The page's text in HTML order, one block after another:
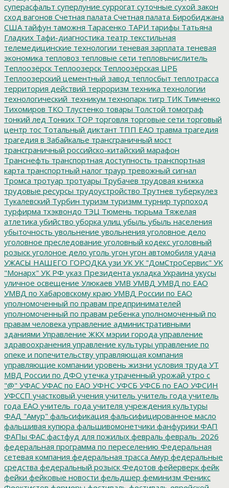
суперасфальт суперлуние суррогат суточные сухой закон
сход вагонов Счетная палата Счетная палата Биробиджана
США тайфун таможня Тарасенко ТАРИ тарифы Татьяна
Гладких Тафи-диагностика театр текстильная
телемедицинские технологии теневая зарплата теневая
экономика тепловоз тепловые сети тепловычислитель
Теплоозёрск Теплоозерск Теплоозёрская ЦРБ
Теплоозерский цементный завод теплосбыт теплотрасса
территория действий терроризм техника технологии
технологический_техникум технопарк тигр ТИК Тимченко
Тихомиров ТКО Тлустенко товары Толстой томограф
тонкий лед Тонких ТОР торговля торговые сети торговый
центр тос Тотальный диктант ТПП ЕАО травма трагедия
трагедия в Забайкалье трансграничный мост
трансграничный российско-китайский марафон
Транснефть транспортная доступность транспортная
карта транспортный налог траур тревожный сигнал
Тромса тротуар тротуары Трубачев трудовая книжка
трудовые ресурсы трудоустройство Трутнев туберкулез
Тукалевский Турбин туризм туризмм турнир турпоход
турфирма тхэквондо ТЭЦ Тюмень тюрьма Тяжелая
атлетика убийство уборка улиц убыль убыль населения
убыточность увольнение увольнения уголовное дело
уголовное преследование уголовный кодекс уголовный
розыск уголоное дело уголь угон угон автомобиля удача
УЖАСЫ НАШЕГО ГОРОДКА узи УК УК "ДомСтроСервис" УК
"Монарх" УК РФ указ Президента укладка Украина укусы
уличное освещение Улюкаев УМВ УМВД УМВД по ЕАО
УМВД по Хабаровскому краю УМВД России по ЕАО
уполномоченный по правам предпринимателей
уполномоченный по правам ребенка уполномоченный по
правам человека управление административными
зданиями Управление ЖКХ мэрии города управление
здравоохранения управление культуры управление по
опеке и попечительству управляющая компания
управляющие компании уровень жизни условия труда УТ
МВД России по ДФО утечка утраченный урожай утро с
"@" УФАС УФАС по ЕАО УФНС УФСБ УФСБ по ЕАО УФСИН
УФССП участковый учения учитель учитель года учитель
года ЕАО учитель_года учителя учреждения культуры
ФАД "Амур" фальсификация фальсифицированное масло
фальшивая купюра фальшивомонетчики фанфурики ФАП
ФАПы ФАС фастфуд для пожилых февраль февраль_2026
федеральная программа по переселению Федеральная
сетевая компания федеральная трасса Амур федеральные
средства федеральный розыск Федотов фейерверк фейк
фейки фейковые новости фельдшер феминизм Феникс